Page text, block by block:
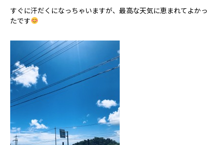
すぐに汗だくになっちゃいますが、最高な天気に恵まれてよかっ
たです